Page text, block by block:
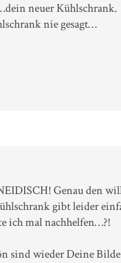
neuer Kühlschrank.
nie gesagt…
Genau den
gibt leider
ich mal nachhelfen…?!
sind wieder Deine